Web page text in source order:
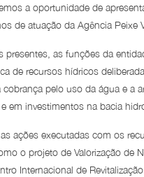
a oportunidade de
de atuação da Agência Peixe
presentes, as funções da
de recursos hídricos
pelo uso da água e a
em investimentos na bacia
ações executadas com os
o projeto de Valorização de
Internacional de